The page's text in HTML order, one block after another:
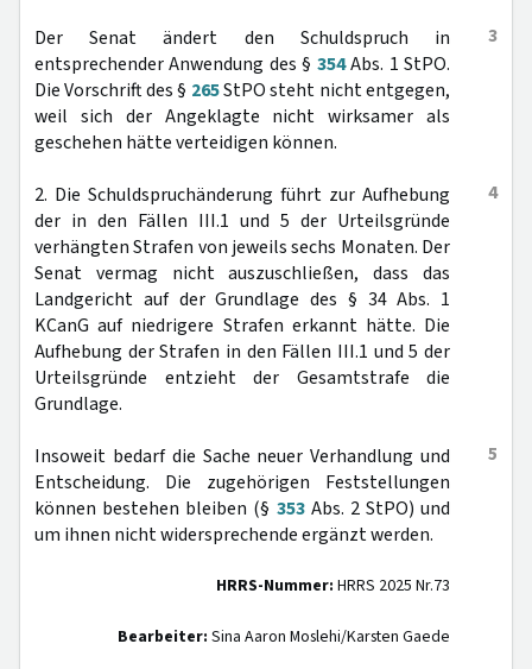
3
Der Senat ändert den Schuldspruch in
entsprechender Anwendung des § 354Abs. 1 StPO.
Die Vorschrift des § 265StPO steht nicht entgegen,
weil sich der Angeklagte nicht wirksamer als
geschehen hätte verteidigen können.
4
2. Die Schuldspruchänderung führt zur Aufhebung
der in den Fällen III.1 und 5 der Urteilsgründe
verhängten Strafen von jeweils sechs Monaten. Der
Senat vermag nicht auszuschließen, dass das
Landgericht auf der Grundlage des § 34 Abs. 1
KCanG auf niedrigere Strafen erkannt hätte. Die
Aufhebung der Strafen in den Fällen III.1 und 5 der
Urteilsgründe entzieht der Gesamtstrafe die
Grundlage.
5
Insoweit bedarf die Sache neuer Verhandlung und
Entscheidung. Die zugehörigen Feststellungen
können bestehen bleiben (§ 353Abs. 2 StPO) und
um ihnen nicht widersprechende ergänzt werden.
HRRS-Nummer: HRRS 2025 Nr.73
Bearbeiter: Sina Aaron Moslehi/Karsten Gaede